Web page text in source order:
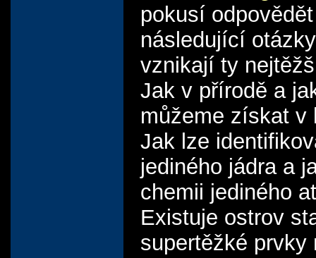
pokusí
následující
vznikají ty
Jak v přírodě a
můžeme získat v
Jak lze
jediného jádra a
chemii jediného
Existuje ostrov
supertěžké prvky